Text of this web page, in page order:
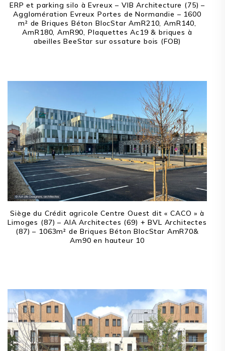
ERP et parking silo à Evreux – VIB Architecture (75) –
Agglomération Evreux Portes de Normandie – 1600
m² de Briques Béton BlocStar AmR210, AmR140,
AmR180, AmR90, Plaquettes Ac19 & briques à
abeilles BeeStar sur ossature bois (FOB)
Siège du Crédit agricole Centre Ouest dit « CACO » à
Limoges (87) – AIA Architectes (69) + BVL Architectes
(87) – 1063m² de Briques Béton BlocStar AmR70&
Am90 en hauteur 10